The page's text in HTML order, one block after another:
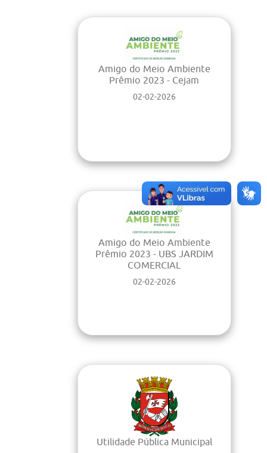
Amigo do Meio Ambiente
Prêmio 2023 - Cejam
02-02-2026
Amigo do Meio Ambiente
Prêmio 2023 - UBS JARDIM
COMERCIAL
02-02-2026
Utilidade Pública Municipal